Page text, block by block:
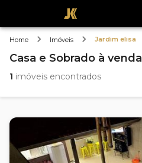
Home Imóveis Jardim elisa
Casa e Sobrado à venda
1 imóveis encontrados